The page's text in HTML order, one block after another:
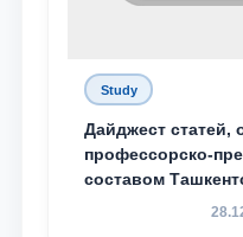
Study
Дайджест статей,
профессорско-
составом